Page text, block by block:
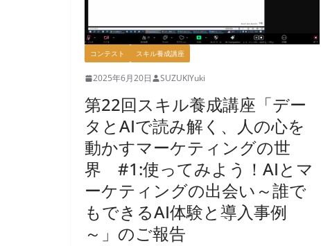
コンテスト スキル養成講座
2025年6月20日 SUZUKIYuki
第22回スキル養成講座「デー
タとAIで読み解く、人の心を
動かすマーケティングの世
界 #1:使ってみよう！AIとマ
ーケティングの出会い～誰で
もできるAI体験と導入事例
～」のご報告